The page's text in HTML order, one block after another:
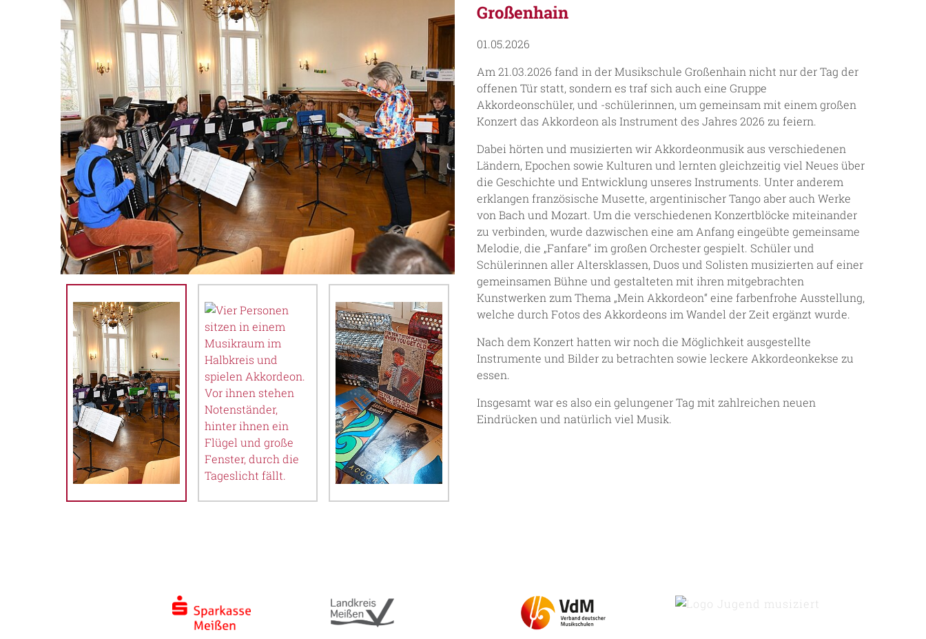
Großenhain
01.05.2026
Am 21.03.2026 fand in der Musikschule Großenhain nicht nur der Tag der
offenen Tür statt, sondern es traf sich auch eine Gruppe
Akkordeonschüler, und -schülerinnen, um gemeinsam mit einem großen
Konzert das Akkordeon als Instrument des Jahres 2026 zu feiern.
Dabei hörten und musizierten wir Akkordeonmusik aus verschiedenen
Ländern, Epochen sowie Kulturen und lernten gleichzeitig viel Neues über
die Geschichte und Entwicklung unseres Instruments. Unter anderem
erklangen französische Musette, argentinischer Tango aber auch Werke
von Bach und Mozart. Um die verschiedenen Konzertblöcke miteinander
zu verbinden, wurde dazwischen eine am Anfang eingeübte gemeinsame
Melodie, die „Fanfare“ im großen Orchester gespielt. Schüler und
Schülerinnen aller Altersklassen, Duos und Solisten musizierten auf einer
gemeinsamen Bühne und gestalteten mit ihren mitgebrachten
Kunstwerken zum Thema „Mein Akkordeon“ eine farbenfrohe Ausstellung,
welche durch Fotos des Akkordeons im Wandel der Zeit ergänzt wurde.
Nach dem Konzert hatten wir noch die Möglichkeit ausgestellte
Instrumente und Bilder zu betrachten sowie leckere Akkordeonkekse zu
essen.
Insgesamt war es also ein gelungener Tag mit zahlreichen neuen
Eindrücken und natürlich viel Musik.